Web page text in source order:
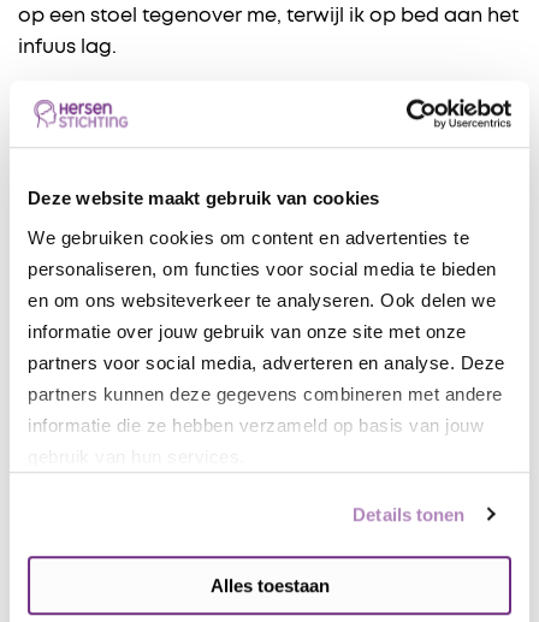
Deze website maakt gebruik van cookies
We gebruiken cookies om content en advertenties te
personaliseren, om functies voor social media te bieden
en om ons websiteverkeer te analyseren. Ook delen we
informatie over jouw gebruik van onze site met onze
partners voor social media, adverteren en analyse. Deze
partners kunnen deze gegevens combineren met andere
informatie die ze hebben verzameld op basis van jouw
Details tonen
Alles toestaan
op een stoel tegenover me, terwijl ik op bed aan het
infuus lag.
Achteraf zei hij dat ik er toen zo relaxt bij lag. Stond
hij van te kijken…
de diagnose MS twaalf jaar terug kreeg, was ik
zelden met de medische sector in aanraking
gekomen. Ik was de veertig al gepasseerd voordat
ik voor het eerst met het lab te maken kreeg. Vrij
laat. Maar ik onderging en onderga alles wel relaxt.
Niet voor niets heb ik tegen mijn vriend wel eens
gezegd dat de serveersters in het ziekenhuis zo
aardig zijn. De verpleegsters dus. Die
En als ik weer naar huis ga, roep ik lachend: “Tot